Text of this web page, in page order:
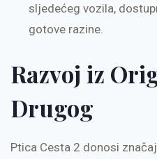
sljedećeg vozila,
gotove razine.
Razvoj iz
Drugog
Ptica Cesta 2 donosi